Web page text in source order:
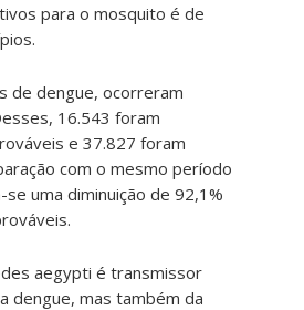
para o mosquito é de
de dengue, ocorreram
16.543 foram
e 37.827 foram
com o mesmo período
uma diminuição de 92,1%
aegypti é transmissor
dengue, mas também da